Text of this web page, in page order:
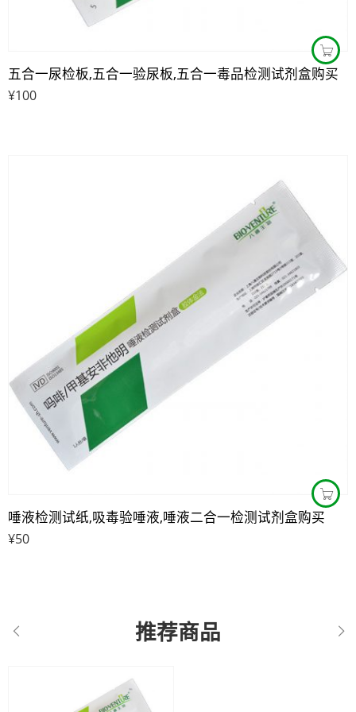
五合一尿检板,五合一验尿板,五合一毒品检测试剂盒购买
¥100
唾液检测试纸,吸毒验唾液,唾液二合一检测试剂盒购买
¥50
推荐商品